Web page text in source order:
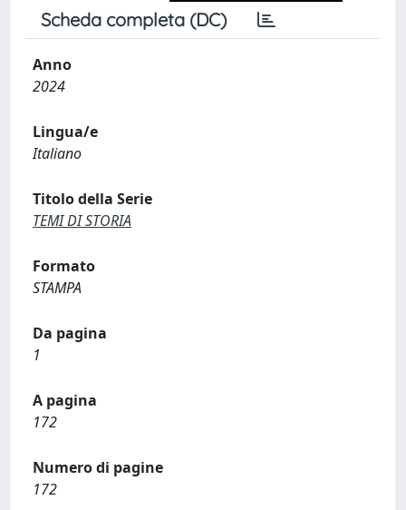
Scheda completa (DC)
Anno
2024
Lingua/e
Italiano
Titolo della Serie
TEMI DI STORIA
Formato
STAMPA
Da pagina
1
A pagina
172
Numero di pagine
172